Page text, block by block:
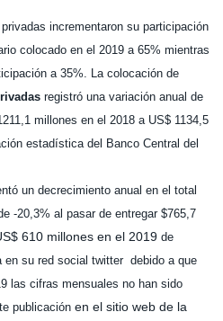
incrementaron su participación
colocado en el 2019 a 65% mientras
a 35%. La colocación de
registró una variación anual de
millones en el 2018 a US$ 1134,5
estadística del Banco Central del
un decrecimiento anual en el total
-20,3% al pasar de entregar $765,7
610 millones en el 2019 de
en su red social twitter debido a que
las cifras mensuales no han sido
publicación en el sitio web de la